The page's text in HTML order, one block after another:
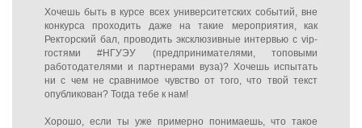
Хочешь быть в курсе всех университетских событий, вне
конкурса проходить даже на такие мероприятия, как
Ректорский бал, проводить эксклюзивные интервью с vip-
гостями #НГУЭУ (предпринимателями, топовыми
работодателями и партнерами вуза)? Хочешь испытать
ни с чем не сравнимое чувство от того, что твой текст
опубликован? Тогда тебе к нам!
Хорошо, если ты уже примерно понимаешь, что такое